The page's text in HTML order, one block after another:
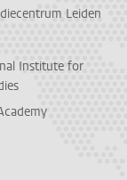
Leiden
Institute for